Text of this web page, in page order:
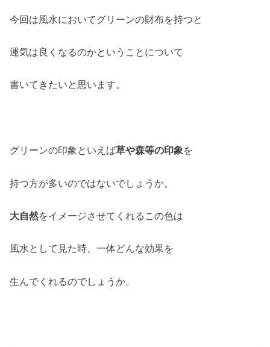
今回は風水においてグリーンの財布を持つと
運気は良くなるのかということについて
書いてきたいと思います。
グリーンの印象といえば草や森等の印象を
持つ方が多いのではないでしょうか。
大自然をイメージさせてくれるこの色は
風水として見た時、一体どんな効果を
生んでくれるのでしょうか。